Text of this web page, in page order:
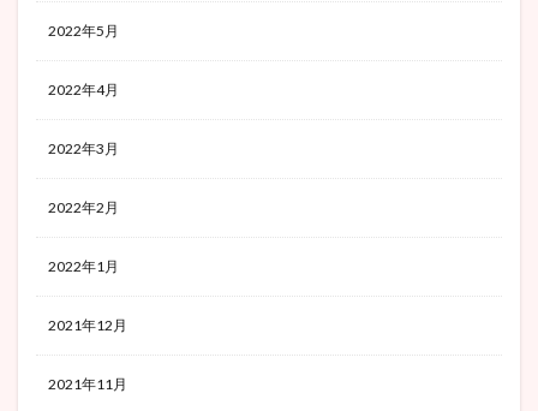
2022年5月
2022年4月
2022年3月
2022年2月
2022年1月
2021年12月
2021年11月